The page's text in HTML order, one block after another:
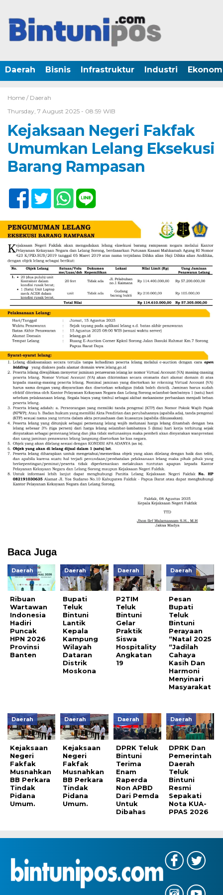
Daerah Bisnis Infrastruktur Industri
Home / Daerah
Thursday, 7 August 2025 - 08:59 WIB
Kejaksaan Negeri Fakfak
Umumkan Lelang Eksekusi
Barang Rampasan
Baca Juga
Daerah
Ribuan
Wartawan
Indonesia
Hadiri
Puncak
HPN 2026
Provinsi
Banten
Daerah
Bupati
Teluk
Bintuni
Lantik
Kepala
Kampung
Wilayah
Dataran
Distrik
Moskona
Daerah
P2TIM
Teluk
Bintuni
Gelar
Praktik
Siswa
Hospitality
Angkatan
19
Daerah
Pesan
Bupati
Teluk
Bintuni
Perayaan
“Natal 2025
“Jadilah
Cahaya
Kasih Dan
Harmoni
Menyinari
Masyarakat
Daerah
Kejaksaan
Negeri
Fakfak
Musnahkan
BB Perkara
Tindak
Pidana
Umum.
Daerah
Kejaksaan
Negeri
Fakfak
Musnahkan
BB Perkara
Tindak
Pidana
Umum.
Daerah
DPRK Teluk
Bintuni
Terima
Enam
Raperda
Non APBD
Dari Pemda
Untuk
Dibahas
Daerah
DPRK Dan
Pemerintah
Daerah
Teluk
Bintuni
Resmi
Sepakati
Nota KUA-
PPAS 2026